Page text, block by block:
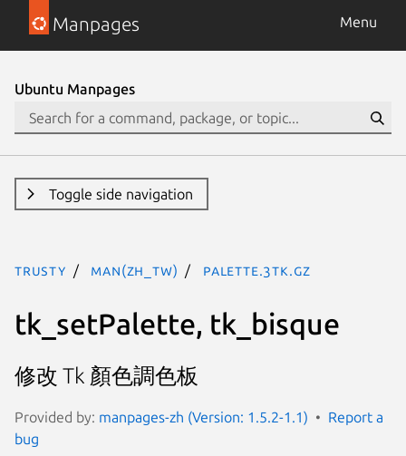
Manpages Menu
Ubuntu Manpages
Toggle side navigation
trusty man(zh_TW) palette.3tk.gz
tk_setPalette, tk_bisque
修改 Tk 顏色調色板
Provided by: manpages-zh (Version: 1.5.2-1.1)
Report a
bug